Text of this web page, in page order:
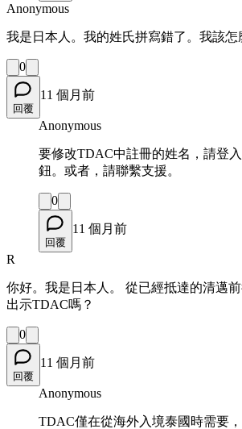
Anonymous
我是日本人。我的姓氏拼寫錯了。我該怎
0
回覆
11 個月前
Anonymous
要修改TDAC中註冊的姓名，請登
鈕。或者，請聯繫支援。
0
回覆
11 個月前
R
你好。我是日本人。 從已經抵達的清邁
出示TDAC嗎？
0
回覆
11 個月前
Anonymous
TDAC僅在從海外入境泰國時需要